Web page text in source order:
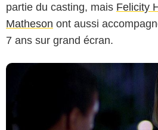
partie du casting, mais Felicity
Matheson ont aussi
7 ans sur grand écran.